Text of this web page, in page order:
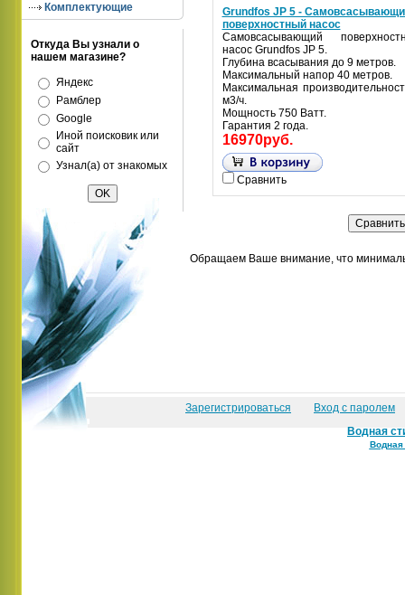
Комплектующие
Откуда Вы узнали о
нашем магазине?
Яндекс
Рамблер
Google
Иной поисковик или
сайт
Узнал(а) от знакомых
Grundfos JP 5 -
поверхностный насос
Самовсасывающий
насос Grundfos JP 5.
Глубина всасывания до 9 метров.
Максимальный напор 40 метров.
Максимальная
м3/ч.
Мощность 750 Ватт.
Гарантия 2 года.
16970руб.
Сравнить
Обращаем Ваше внимание, что
Зарегистрироваться
Вход с паролем
Водная
Водная